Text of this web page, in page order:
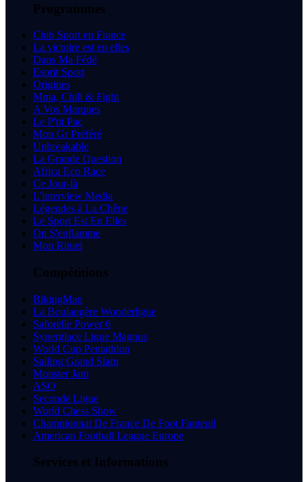
Programmes
Club Sport en France
La victoire est en elles
Dans Ma Fédé
Esprit Sport
Origines
Mma, Chill & Fight
A Vos Marques
Le P'tit Pac
Mon Gr Préféré
Unbreakable
La Grande Question
Africa Eco Race
Ce Jour-là
L'interview Media
Légendes à La Chêne
Le Sport Est En Elles
On S'enflamme
Mon Rituel
Compétitions
BikingMan
La Boulangère Wonderligue
Saforelle Power 6
Synerglace Ligue Magnus
World Cup Pentathlon
Sailing Grand Slam
Monster Jam
ASO
Seconde Ligue
World Chess Show
Championnat De France De Foot Fauteuil
American Football League Europe
Services et Informations